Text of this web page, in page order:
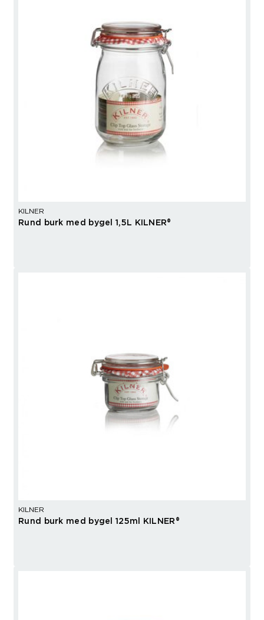
KILNER
Rund burk med bygel 1,5L KILNER®
KILNER
Rund burk med bygel 125ml KILNER®